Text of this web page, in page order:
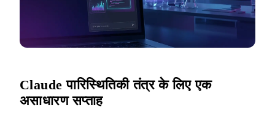
Claude पारिस्थितिकी तंत्र के लिए एक
असाधारण सप्ताह